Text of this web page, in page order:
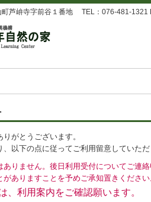
町芦峅寺字前谷１番地 TEL：076-481-1321
がとうございます。
、以下の点に従ってご利用留意していた
りません。後日利用受付についてご連
がありますことを予めご承知置きくださ
、利用案内をご確認願います。